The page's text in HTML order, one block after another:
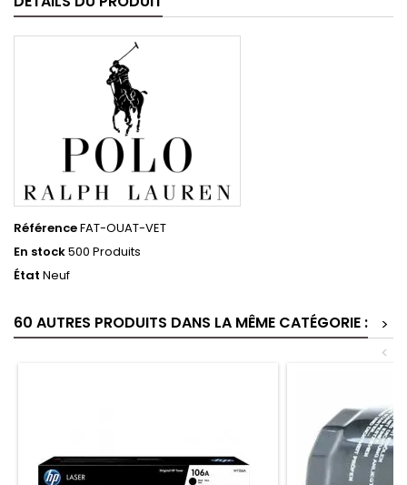
RéférenceFAT-OUAT-VET
En stock500 Produits
État Neuf
60 AUTRES PRODUITS DANS LA MÊME CATÉGORIE :
>
<